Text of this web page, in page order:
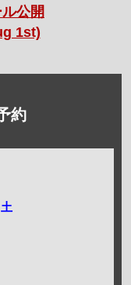
公開
1st)
約
土